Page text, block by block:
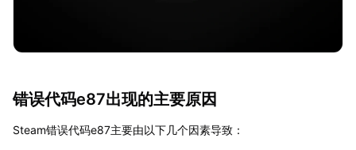
错误代码e87出现的主要原因
Steam错误代码e87主要由以下几个因素导致：